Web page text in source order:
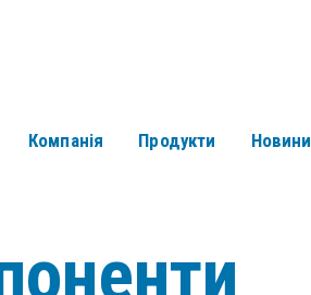
Компанія Продукти Новини